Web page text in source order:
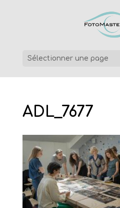
Sélectionner une page
ADL_7677